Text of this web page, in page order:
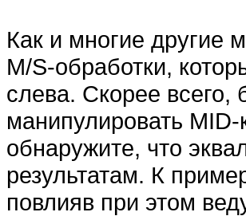
Как и многие другие
M/S-обработки,
слева. Скорее
манипулировать
обнаружите, что
результатам. К
повлияв при этом